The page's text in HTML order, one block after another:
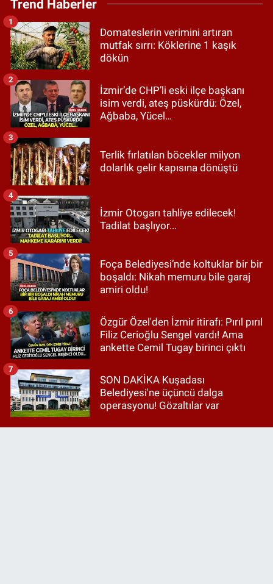
Trend Haberler
Domateslerin verimini artıran
mutfak sırrı: Köklerine 1 kaşık
dökün
1
İzmir’de CHP’li eski ilçe başkanı
isim verdi, ateş püskürdü: Özel,
Ağbaba, Yücel…
2
Terlik fırlatılan böcekler milyon
dolarlık gelir kapısına dönüştü
3
İzmir Otogarı tahliye edilecek!
Tadilat başlıyor...
4
Foça Belediyesi’nde koltuklar bir bir
boşaldı: Nikah memuru bile garaj
amiri oldu!
5
Özgür Özel'den İzmir itirafı: Pırıl pırıl
Filiz Cerioğlu Sengel vardı! Ama
ankette Cemil Tugay birinci çıktı
6
SON DAKİKA Kuşadası
Belediyesi'ne üçüncü dalga
operasyonu! Gözaltılar var
7